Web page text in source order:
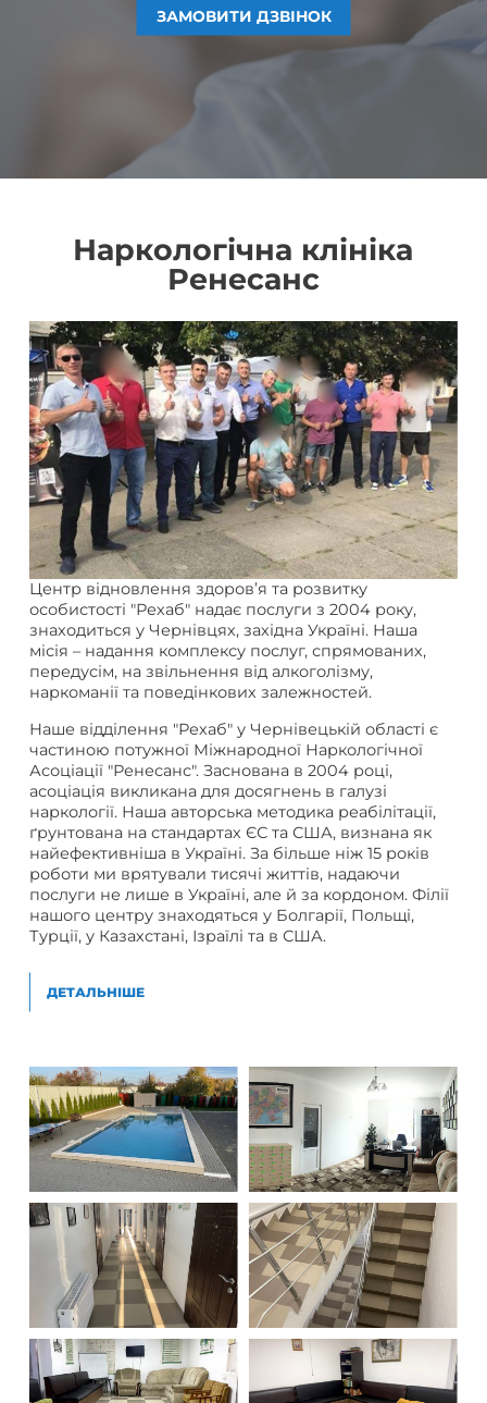
ЗАМОВИТИ ДЗВІНОК
ЗАМОВИТИ ДЗВІНОК
ЗАМОВИТИ ДЗВІНОК
ЗАМОВИТИ ДЗВІНОК
Наркологічна клініка
Ренесанс
Центр відновлення здоров’я та розвитку
особистості "Рехаб" надає послуги з 2004 року,
знаходиться у Чернівцях, західна Україні. Наша
місія – надання комплексу послуг, спрямованих,
передусім, на звільнення від алкоголізму,
наркоманії та поведінкових залежностей.
Наше відділення "Рехаб" у Чернівецькій області є
частиною потужної Міжнародної Наркологічної
Асоціації "Ренесанс". Заснована в 2004 році,
асоціація викликана для досягнень в галузі
наркології. Наша авторська методика реабілітації,
ґрунтована на стандартах ЄС та США, визнана як
найефективніша в Україні. За більше ніж 15 років
роботи ми врятували тисячі життів, надаючи
послуги не лише в Україні, але й за кордоном. Філії
нашого центру знаходяться у Болгарії, Польщі,
Турції, у Казахстані, Ізраїлі та в США.
ДЕТАЛЬНІШЕ